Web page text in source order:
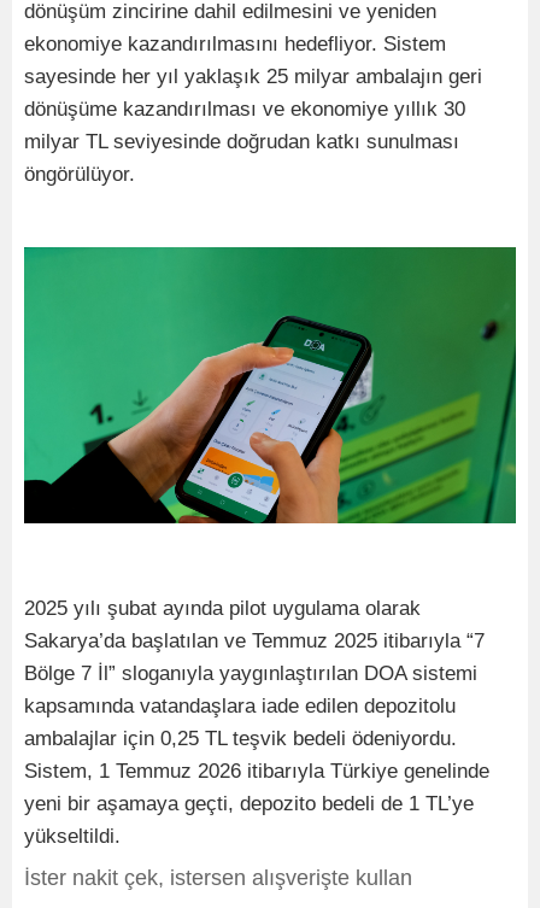
dönüşüm zincirine dahil edilmesini ve yeniden
ekonomiye kazandırılmasını hedefliyor. Sistem
sayesinde her yıl yaklaşık 25 milyar ambalajın geri
dönüşüme kazandırılması ve ekonomiye yıllık 30
milyar TL seviyesinde doğrudan katkı sunulması
öngörülüyor.
2025 yılı şubat ayında pilot uygulama olarak
Sakarya’da başlatılan ve Temmuz 2025 itibarıyla “7
Bölge 7 İl” sloganıyla yaygınlaştırılan DOA sistemi
kapsamında vatandaşlara iade edilen depozitolu
ambalajlar için 0,25 TL teşvik bedeli ödeniyordu.
Sistem, 1 Temmuz 2026 itibarıyla Türkiye genelinde
yeni bir aşamaya geçti, depozito bedeli de 1 TL’ye
yükseltildi.
İster nakit çek, istersen alışverişte kullan